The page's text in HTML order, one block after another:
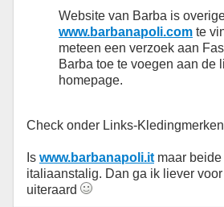
Website van Barba is
www.barbanapoli.com te
meteen een verzoek aan
Barba toe te voegen aan de
homepage.
Check onder Links-
Is www.barbanapoli.it maar
italiaanstalig. Dan ga ik liever voor
uiteraard